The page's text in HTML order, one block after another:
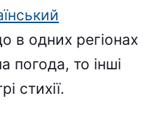
в одних регіонах
погода, то інші
стихії.